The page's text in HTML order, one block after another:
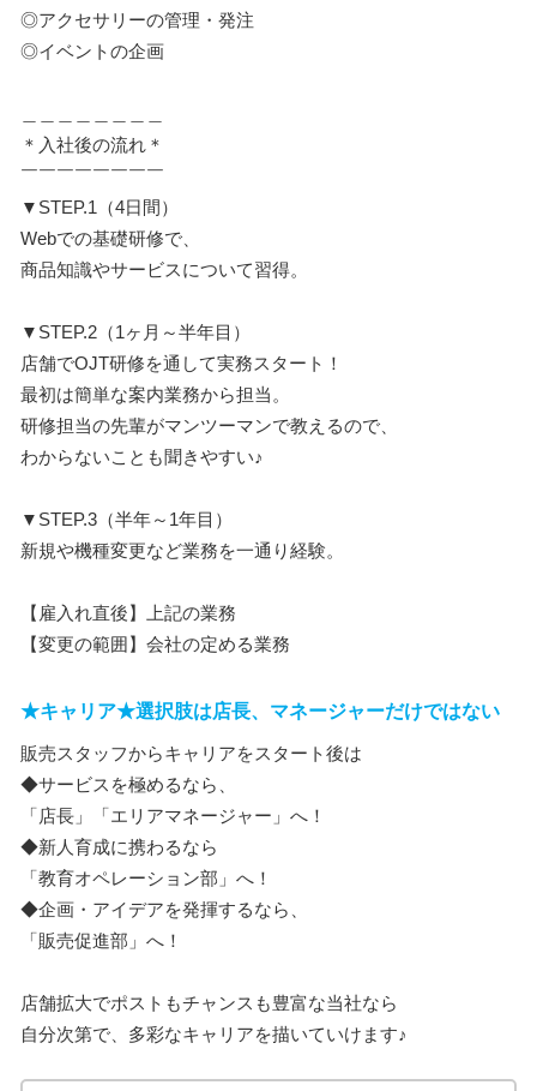
◎アクセサリーの管理・発注
◎イベントの企画
＊入社後の流れ＊
￣￣￣￣￣￣￣￣
▼STEP.1（4日間）
Webでの基礎研修で、
商品知識やサービスについて習得。
▼STEP.2（1ヶ月～半年目）
店舗でOJT研修を通して実務スタート！
最初は簡単な案内業務から担当。
研修担当の先輩がマンツーマンで教えるので、
わからないことも聞きやすい♪
▼STEP.3（半年～1年目）
新規や機種変更など業務を一通り経験。
【雇入れ直後】上記の業務
【変更の範囲】会社の定める業務
★キャリア★選択肢は店長、マネージャーだけではない
販売スタッフからキャリアをスタート後は
◆サービスを極めるなら、
「店長」「エリアマネージャー」へ！
◆新人育成に携わるなら
「教育オペレーション部」へ！
◆企画・アイデアを発揮するなら、
「販売促進部」へ！
店舗拡大でポストもチャンスも豊富な当社なら
自分次第で、多彩なキャリアを描いていけます♪